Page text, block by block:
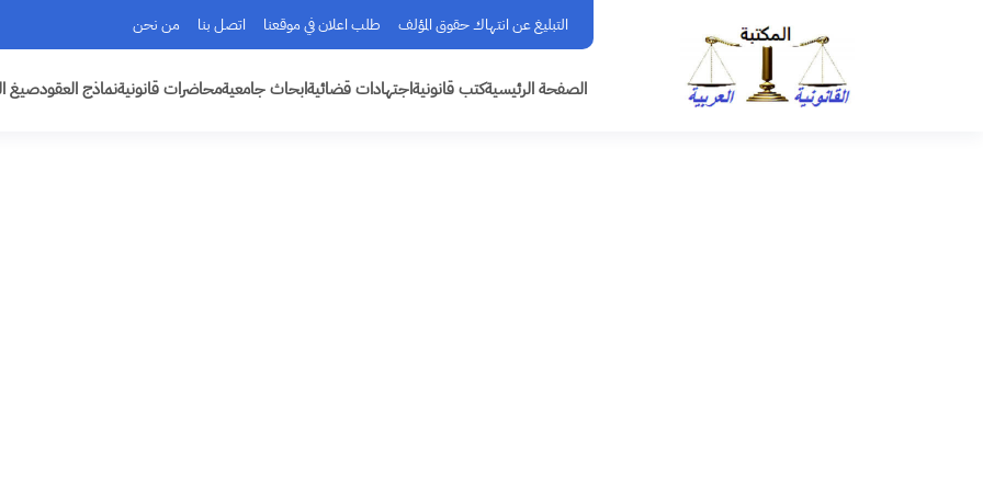
التبليغ عن انتهاك حقوق المؤلف طلب اعلان في موقعنا اتصل بنا من نحن
الصفحة الرئيسيةكتب قانونيةاجتهادات قضائيةابحاث جامعيةمحاضرات قانونيةنماذج العقودصيغ